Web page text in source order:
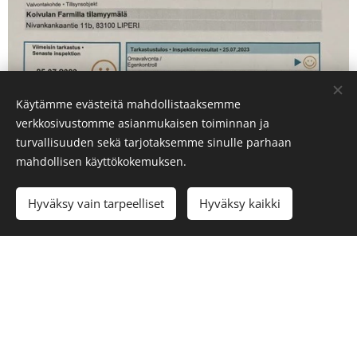
Luo kotisivut ilmaiseksi! Aloita
Käytämme evästeitä mahdollistaaksemme
verkkosivustomme asianmukaisen toiminnan ja
turvallisuuden sekä tarjotaksemme sinulle parhaan
mahdollisen käyttökokemuksen.
Hyväksy vain tarpeelliset Hyväksy kaikki